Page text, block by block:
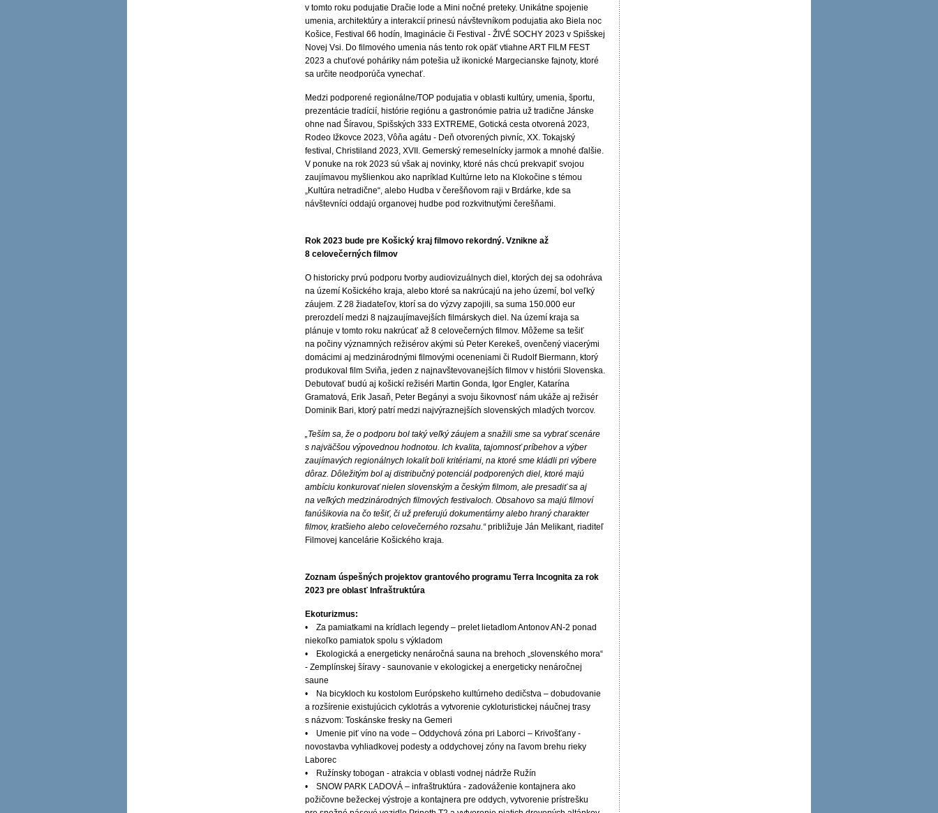
v tomto roku podujatie Dračie lode a Mini nočné preteky. Unikátne spojenie
umenia, architektúry a interakcií prinesú návštevníkom podujatia ako Biela noc
Košice, Festival 66 hodín, Imaginácie či Festival - ŽIVÉ SOCHY 2023 v Spišskej
Novej Vsi. Do filmového umenia nás tento rok opäť vtiahne ART FILM FEST
2023 a chuťové poháriky nám potešia už ikonické Margecianske fajnoty, ktoré
sa určite neodporúča vynechať.
Medzi podporené regionálne/TOP podujatia v oblasti kultúry, umenia, športu,
prezentácie tradícií, histórie regiónu a gastronómie patria už tradične Jánske
ohne nad Šíravou, Spišských 333 EXTREME, Gotická cesta otvorená 2023,
Rodeo Ižkovce 2023, Vôňa agátu - Deň otvorených pivníc, XX. Tokajský
festival, Christiland 2023, XVII. Gemerský remeselnícky jarmok a mnohé ďalšie.
V ponuke na rok 2023 sú však aj novinky, ktoré nás chcú prekvapiť svojou
zaujímavou myšlienkou ako napríklad Kultúrne leto na Klokočine s témou
„Kultúra netradične“, alebo Hudba v čerešňovom raji v Brdárke, kde sa
návštevníci oddajú organovej hudbe pod rozkvitnutými čerešňami.
Rok 2023 bude pre Košický kraj filmovo rekordný. Vznikne až
8 celovečerných filmov
O historicky prvú podporu tvorby audiovizuálnych diel, ktorých dej sa odohráva
na území Košického kraja, alebo ktoré sa nakrúcajú na jeho území, bol veľký
záujem. Z 28 žiadateľov, ktorí sa do výzvy zapojili, sa suma 150.000 eur
prerozdelí medzi 8 najzaujímavejších filmárskych diel. Na území kraja sa
plánuje v tomto roku nakrúcať až 8 celovečerných filmov. Môžeme sa tešiť
na počiny významných režisérov akými sú Peter Kerekeš, ovenčený viacerými
domácimi aj medzinárodnými filmovými oceneniami či Rudolf Biermann, ktorý
produkoval film Sviňa, jeden z najnavštevovanejších filmov v histórii Slovenska.
Debutovať budú aj košickí režiséri Martin Gonda, Igor Engler, Katarína
Gramatová, Erik Jasaň, Peter Begányi a svoju šikovnosť nám ukáže aj režisér
Dominik Bari, ktorý patrí medzi najvýraznejších slovenských mladých tvorcov.
„Teším sa, že o podporu bol taký veľký záujem a snažili sme sa vybrať scenáre
s najväčšou výpovednou hodnotou. Ich kvalita, tajomnosť príbehov a výber
zaujímavých regionálnych lokalít boli kritériami, na ktoré sme kládli pri výbere
dôraz. Dôležitým bol aj distribučný potenciál podporených diel, ktoré majú
ambíciu konkurovať nielen slovenským a českým filmom, ale presadiť sa aj
na veľkých medzinárodných filmových festivaloch. Obsahovo sa majú filmoví
fanúšikovia na čo tešiť, či už preferujú dokumentárny alebo hraný charakter
filmov, kratšieho alebo celovečerného rozsahu.“približuje Ján Melikant, riaditeľ
Filmovej kancelárie Košického kraja.
Zoznam úspešných projektov grantového programu Terra Incognita za rok
2023 pre oblasť Infraštruktúra
Ekoturizmus:
• Za pamiatkami na krídlach legendy – prelet lietadlom Antonov AN-2 ponad
niekoľko pamiatok spolu s výkladom
• Ekologická a energeticky nenáročná sauna na brehoch „slovenského mora“
- Zemplínskej šíravy - saunovanie v ekologickej a energeticky nenáročnej
saune
• Na bicykloch ku kostolom Európskeho kultúrneho dedičstva – dobudovanie
a rozšírenie existujúcich cyklotrás a vytvorenie cykloturistickej náučnej trasy
s názvom: Toskánske fresky na Gemeri
• Umenie piť víno na vode – Oddychová zóna pri Laborci – Krivošťany -
novostavba vyhliadkovej podesty a oddychovej zóny na ľavom brehu rieky
Laborec
• Ružínsky tobogan - atrakcia v oblasti vodnej nádrže Ružín
• SNOW PARK ĽADOVÁ – infraštruktúra - zadováženie kontajnera ako
požičovne bežeckej výstroje a kontajnera pre oddych, vytvorenie prístrešku